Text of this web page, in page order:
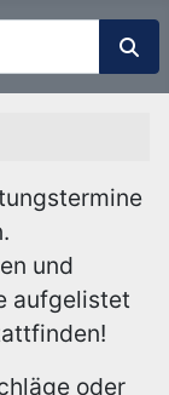
und
aufgelistet
oder